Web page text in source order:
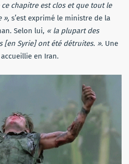
ce chapitre est clos et que tout le
», s’est exprimé le ministre de la
Selon lui, « la plupart des
[en Syrie] ont été détruites. ». Une
en Iran.